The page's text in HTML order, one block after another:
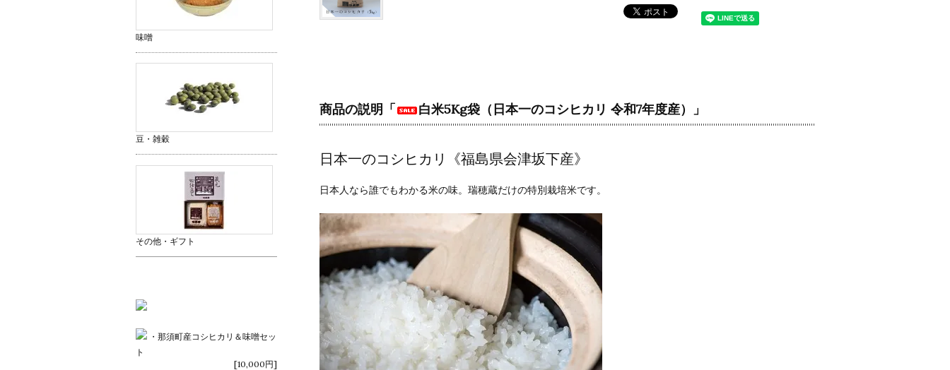
商品の説明「 白米5Kg袋（日本一のコシヒカリ 令和7年度産）」
日本一のコシヒカリ《福島県会津坂下産》
日本人なら誰でもわかる米の味。瑞穂蔵だけの特別栽培米です。
味噌
豆・雑穀
その他・ギフト
・那須町産コシヒカリ＆味噌セッ
ト
[10,000円]